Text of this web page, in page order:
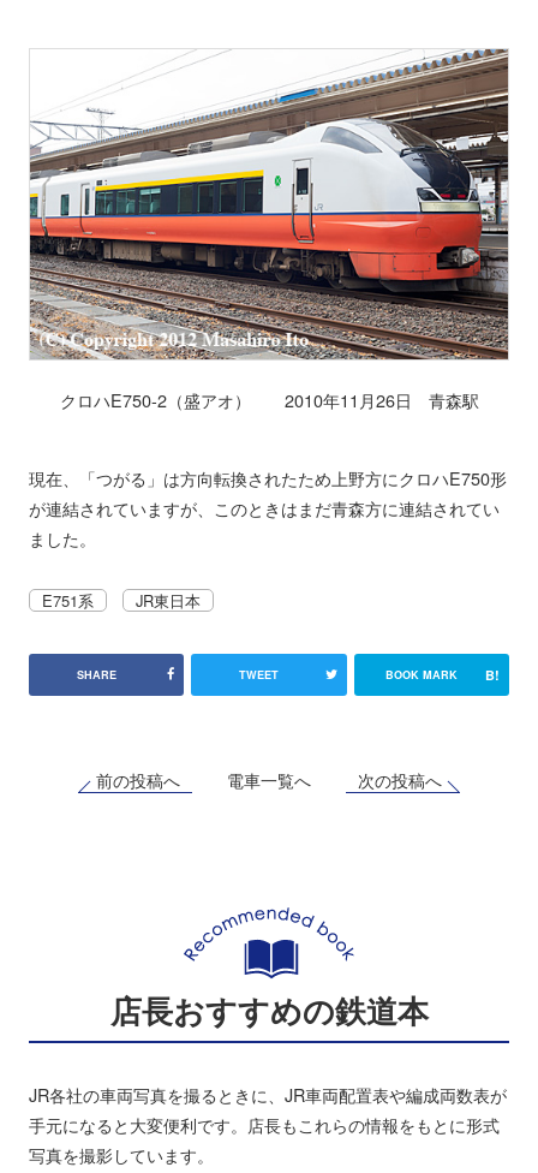
クロハE750-2（盛アオ） 2010年11月26日 青森駅
現在、「つがる」は方向転換されたため上野方にクロハE750形
が連結されていますが、このときはまだ青森方に連結されてい
ました。
E751系 JR東日本
SHARE TWEET BOOK MARK B!
前の投稿へ 電車一覧へ 次の投稿へ
店長おすすめの鉄道本
JR各社の車両写真を撮るときに、JR車両配置表や編成両数表が
手元になると大変便利です。店長もこれらの情報をもとに形式
写真を撮影しています。